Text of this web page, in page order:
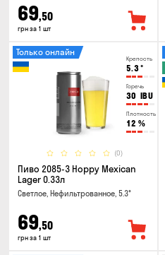
69,50
грн за 1 шт
Крепость
5.3°
Горечь
30 IBU
Плотность
12 %
(0)
Только онлайн
Пиво 2085-3 Hoppy Mexican
Lager 0.33л
Светлое, Нефильтрованное, 5.3°
69,50
грн за 1 шт